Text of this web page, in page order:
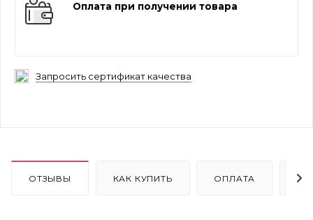
Оплата при получении товара
Запросить сертификат качества
ОТЗЫВЫ КАК КУПИТЬ ОПЛАТА